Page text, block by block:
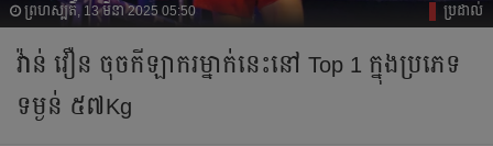
ព្រហស្បតិ៍, 13 មីនា 2025 05:50 ប្រដាល់
វ៉ាន់ វឿន ចុច​កីឡាករ​ម្នាក់​នេះ​​នៅ Top 1 ​ក្នុង​ប្រភេទ​
ទម្ងន់​ ៥៧Kg